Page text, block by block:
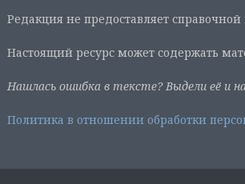
Редакция не предоставляет
Настоящий ресурс может содержать
Нашлась ошибка в тексте? Выдели её и
Политика в отношении обработки